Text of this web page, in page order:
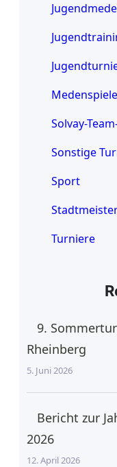
Medenspiele
Solvay-
Sonstige
Sport
Turniere
9.
Rheinberg
5. Juni 2026
Bericht zur
2026
12. April 2026